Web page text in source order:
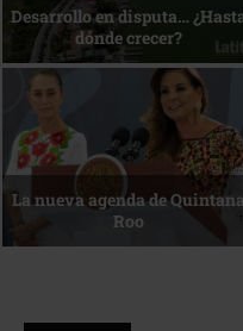
Bottega, un viaje servido a la
mesa
Reconocimiento de viajeros